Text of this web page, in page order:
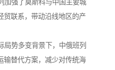
加强了莫斯科与中国主要城
贸联系，带动沿线地区的产
局势多变背景下，中俄班列
输替代方案，减少对传统海